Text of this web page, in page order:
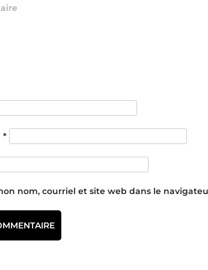
*
nom, courriel et site web dans le